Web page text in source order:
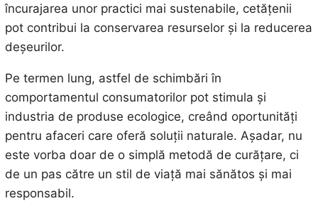
încurajarea unor practici mai sustenabile, cetățenii
pot contribui la conservarea resurselor și la reducerea
deșeurilor.
Pe termen lung, astfel de schimbări în
comportamentul consumatorilor pot stimula și
industria de produse ecologice, creând oportunități
pentru afaceri care oferă soluții naturale. Așadar, nu
este vorba doar de o simplă metodă de curățare, ci
de un pas către un stil de viață mai sănătos și mai
responsabil.